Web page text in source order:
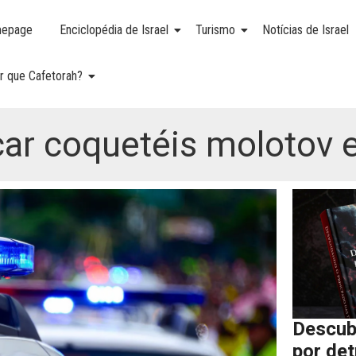
Enciclopédia de Israel Turismo Notícias de Israel
que Cafetorah?
coquetéis molotov